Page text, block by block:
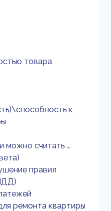
товара
к
можно считать …
правил
ремонта квартиры